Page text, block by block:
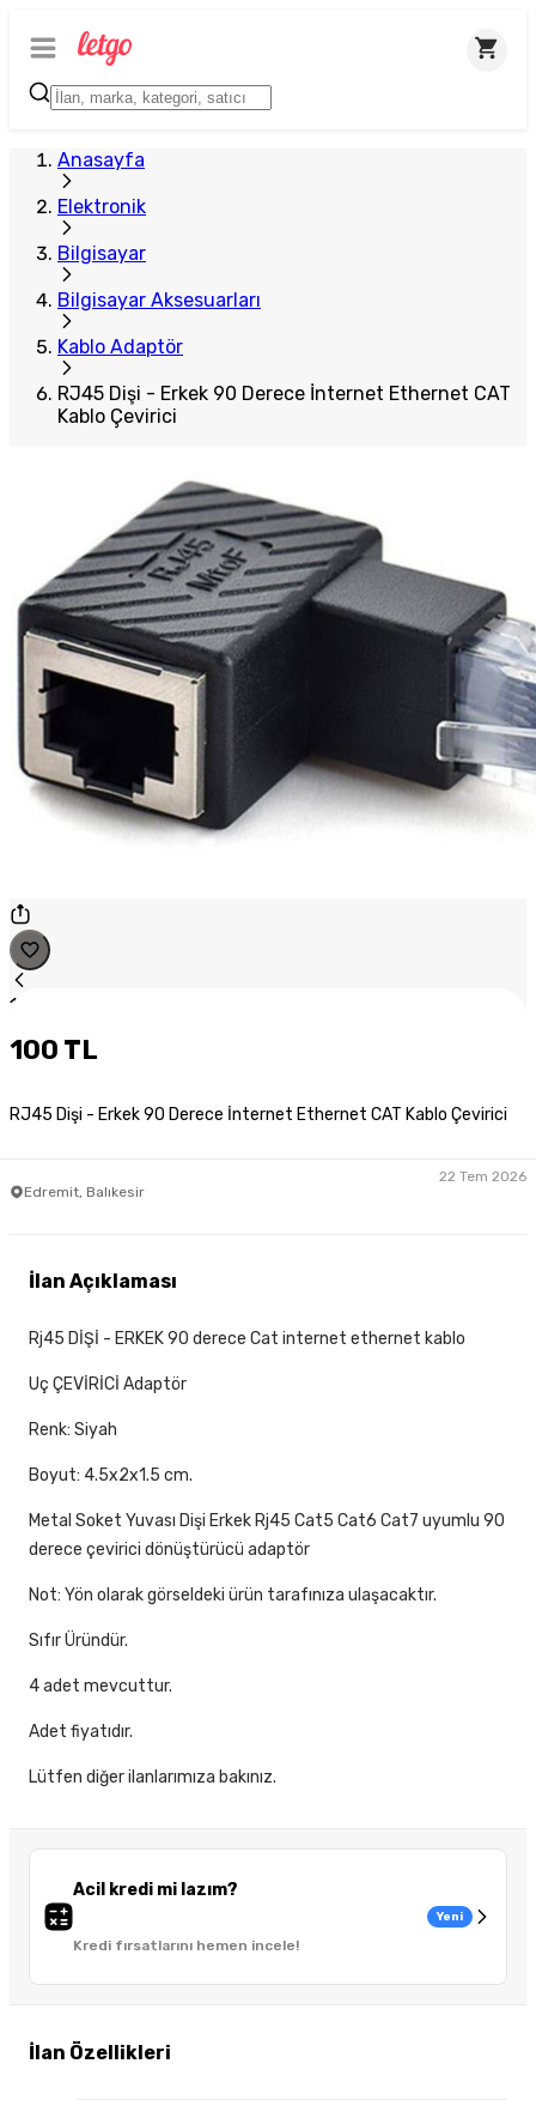
Anasayfa
Elektronik
Bilgisayar
Bilgisayar Aksesuarları
Kablo Adaptör
RJ45 Dişi - Erkek 90 Derece İnternet Ethernet CAT
Kablo Çevirici
1
Plus Satıcı
100 TL
RJ45 Dişi - Erkek 90 Derece İnternet Ethernet CAT Kablo Çevirici
Edremit, Balıkesir
22 Tem 2026
Acil kredi mi lazım?
Kredi fırsatlarını hemen incele!
Yeni
İlan Özellikleri
İlan Açıklaması
Rj45 DİŞİ - ERKEK 90 derece Cat internet ethernet kablo
Uç ÇEVİRİCİ Adaptör
Renk: Siyah
Boyut: 4.5x2x1.5 cm.
Metal Soket Yuvası Dişi Erkek Rj45 Cat5 Cat6 Cat7 uyumlu 90
derece çevirici dönüştürücü adaptör
Not: Yön olarak görseldeki ürün tarafınıza ulaşacaktır.
Sıfır Üründür.
4 adet mevcuttur.
Adet fiyatıdır.
Lütfen diğer ilanlarımıza bakınız.